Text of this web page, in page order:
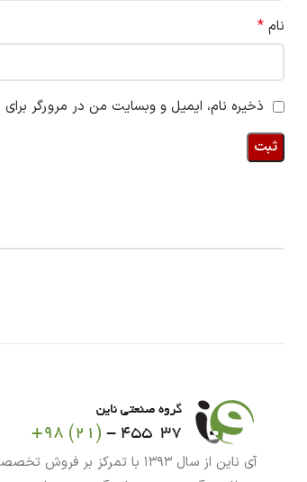
نام *
ذخیره نام، ایمیل و وبسایت من در مرورگر
آی ناین از سال ۱۳۹۳ با تمرکز بر